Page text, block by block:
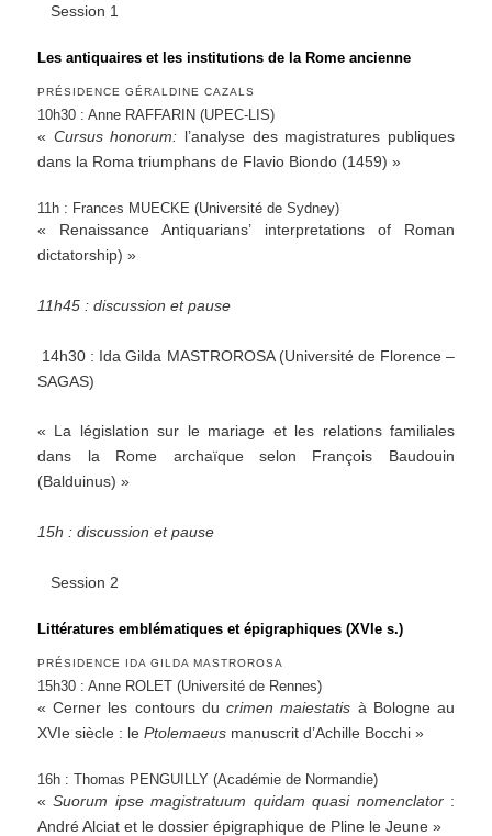
Session 1
Les antiquaires et les institutions de la Rome ancienne
PRÉSIDENCE GÉRALDINE CAZALS
10h30 : Anne RAFFARIN (UPEC-LIS)
« Cursus honorum: l’analyse des magistratures publiques
dans la Roma triumphans de Flavio Biondo (1459) »
11h : Frances MUECKE (Université de Sydney)
« Renaissance Antiquarians’ interpretations of Roman
dictatorship) »
11h45 : discussion et pause
14h30 : Ida Gilda MASTROROSA (Université de Florence –
SAGAS)
« La législation sur le mariage et les relations familiales
dans la Rome archaïque selon François Baudouin
(Balduinus) »
15h : discussion et pause
Session 2
Littératures emblématiques et épigraphiques (XVIe s.)
PRÉSIDENCE IDA GILDA MASTROROSA
15h30 : Anne ROLET (Université de Rennes)
« Cerner les contours ducrimen maiestatis à Bologne au
XVIe siècle : lePtolemaeus manuscrit d’Achille Bocchi »
16h : Thomas PENGUILLY (Académie de Normandie)
«Suorum ipse magistratuum quidam quasi nomenclator :
André Alciat et le dossier épigraphique de Pline le Jeune »